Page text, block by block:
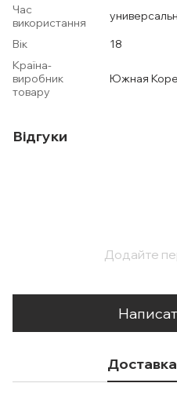
Час
використання
Вік
18
Країна-
виробник
товару
Южная
Відгуки
Додайте
Доставка